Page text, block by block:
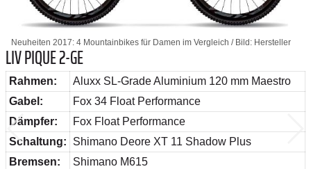
Neuheiten 2017: 4 Mountainbikes für Damen im Vergleich / Bild: Hersteller
LIV PIQUE 2-GE
Rahmen:
Aluxx SL-Grade Aluminium 120 mm Maestro
Gabel:
Fox 34 Float Performance
Dämpfer:
Fox Float Performance
Schaltung:
Shimano Deore XT 11 Shadow Plus
Bremsen:
Shimano M615